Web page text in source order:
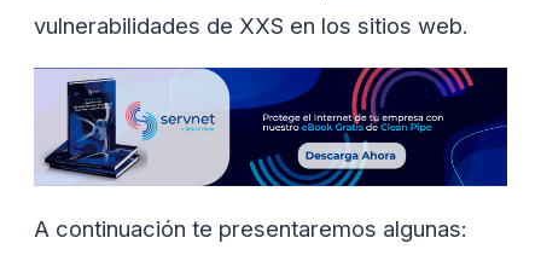
vulnerabilidades de XXS en los sitios web.
A continuación te presentaremos algunas: